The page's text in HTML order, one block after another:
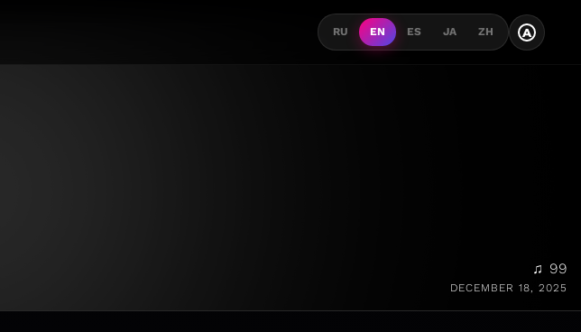
RU EN ES JA ZH A
♫ 99
DECEMBER 18, 2025